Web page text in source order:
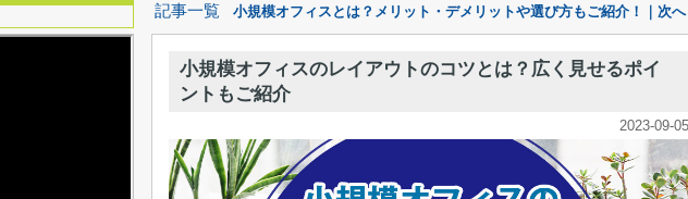
記事一覧 小規模オフィスとは？メリット・デメリットや選び方もご紹介！｜次
小規模オフィスのレイアウトのコツとは？広く見せるポイ
ントもご紹介
2023-09-05